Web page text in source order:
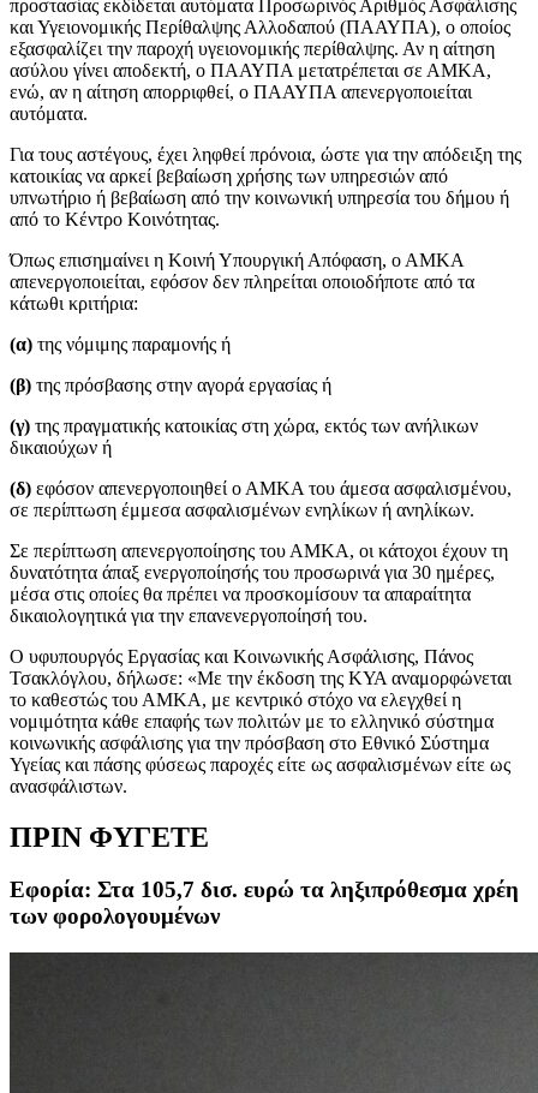
προστασίας εκδίδεται αυτόματα Προσωρινός Αριθμός Ασφάλισης
και Υγειονομικής Περίθαλψης Αλλοδαπού (ΠΑΑΥΠΑ), ο οποίος
εξασφαλίζει την παροχή υγειονομικής περίθαλψης. Αν η αίτηση
ασύλου γίνει αποδεκτή, ο ΠΑΑΥΠΑ μετατρέπεται σε ΑΜΚΑ,
ενώ, αν η αίτηση απορριφθεί, ο ΠΑΑΥΠΑ απενεργοποιείται
αυτόματα.
Για τους αστέγους, έχει ληφθεί πρόνοια, ώστε για την απόδειξη της
κατοικίας να αρκεί βεβαίωση χρήσης των υπηρεσιών από
υπνωτήριο ή βεβαίωση από την κοινωνική υπηρεσία του δήμου ή
από το Κέντρο Κοινότητας.
Όπως επισημαίνει η Κοινή Υπουργική Απόφαση, ο ΑΜΚΑ
απενεργοποιείται, εφόσον δεν πληρείται οποιοδήποτε από τα
κάτωθι κριτήρια:
(α) της νόμιμης παραμονής ή
(β) της πρόσβασης στην αγορά εργασίας ή
(γ) της πραγματικής κατοικίας στη χώρα, εκτός των ανήλικων
δικαιούχων ή
(δ) εφόσον απενεργοποιηθεί ο ΑΜΚΑ του άμεσα ασφαλισμένου,
σε περίπτωση έμμεσα ασφαλισμένων ενηλίκων ή ανηλίκων.
Σε περίπτωση απενεργοποίησης του ΑΜΚΑ, οι κάτοχοι έχουν τη
δυνατότητα άπαξ ενεργοποίησής του προσωρινά για 30 ημέρες,
μέσα στις οποίες θα πρέπει να προσκομίσουν τα απαραίτητα
δικαιολογητικά για την επανενεργοποίησή του.
Ο υφυπουργός Εργασίας και Κοινωνικής Ασφάλισης, Πάνος
Τσακλόγλου, δήλωσε: «Με την έκδοση της ΚΥΑ αναμορφώνεται
το καθεστώς του ΑΜΚΑ, με κεντρικό στόχο να ελεγχθεί η
νομιμότητα κάθε επαφής των πολιτών με το ελληνικό σύστημα
κοινωνικής ασφάλισης για την πρόσβαση στο Εθνικό Σύστημα
Υγείας και πάσης φύσεως παροχές είτε ως ασφαλισμένων είτε ως
ανασφάλιστων.
ΠΡΙΝ ΦΥΓΕΤΕ
Εφορία: Στα 105,7 δισ. ευρώ τα ληξιπρόθεσμα χρέη
των φορολογουμένων